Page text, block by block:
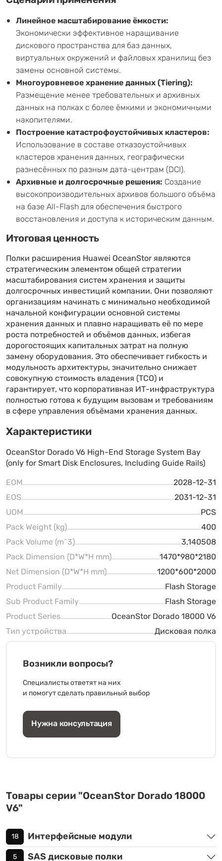
Линейное масштабирование ёмкости:
Экономически эффективное наращивание
дискового пространства для баз данных,
виртуальных окружений и файловых хранилищ без
замены основной системы.
Многоуровневое хранение данных (Tiering):
Размещение менее требовательных и архивных
данных на полках с более ёмкими и экономичными
накопителями.
Построение катастрофоустойчивых кластеров:
Использование в составе отказоустойчивых
кластеров хранения данных, географически
разнесённых по разным дата-центрам (DCI).
Архивные и долгосрочные решения: Создание
высокопроизводительных архивов большого объёма
на базе All-Flash для обеспечения быстрого
восстановления и доступа к историческим данным.
Итоговая ценность
Полки расширения Huawei OceanStor являются
стратегическим элементом общей стратегии
масштабирования систем хранения и защиты
долгосрочных инвестиций компании. Они позволяют
организациям начинать с минимально необходимой
начальной конфигурации основной системы
хранения данных и плавно наращивать её по мере
роста потребностей и объёмов данных, избегая
дорогостоящих капитальных затрат на полную
замену оборудования. Это обеспечивает гибкость и
модульность архитектуры, значительно снижает
совокупную стоимость владения (TCO) и
гарантирует, что корпоративная ИТ-инфраструктура
полностью готова к будущим вызовам и требованиям
в сфере управления объёмами хранения данных.
Характеристики
OceanStor Dorado V6 High-End Storage System Bay
(only for Smart Disk Enclosures, Including Guide Rails)
EOM
2028-12-31
EOS
2031-12-31
UOM
PCS
Pack Weight (kg)
400
Pack Volume (m^3)
3,140508
Pack Dimension (D*W*H mm)
1470*980*2180
Net Dimension (D*W*H mm)
1200*600*2000
Product Family
Flash Storage
Sub Product Family
Flash Storage
Product Series
OceanStor Dorado 18000 V6
Тип устройства
Дисковая полка
Возникли вопросы?
Специалисты ответят на них
и помогут сделать правильный выбор
Нужна консультация
Товары серии "OceanStor Dorado 18000
V6"
18 Интерфейсные модули
5 SAS дисковые полки